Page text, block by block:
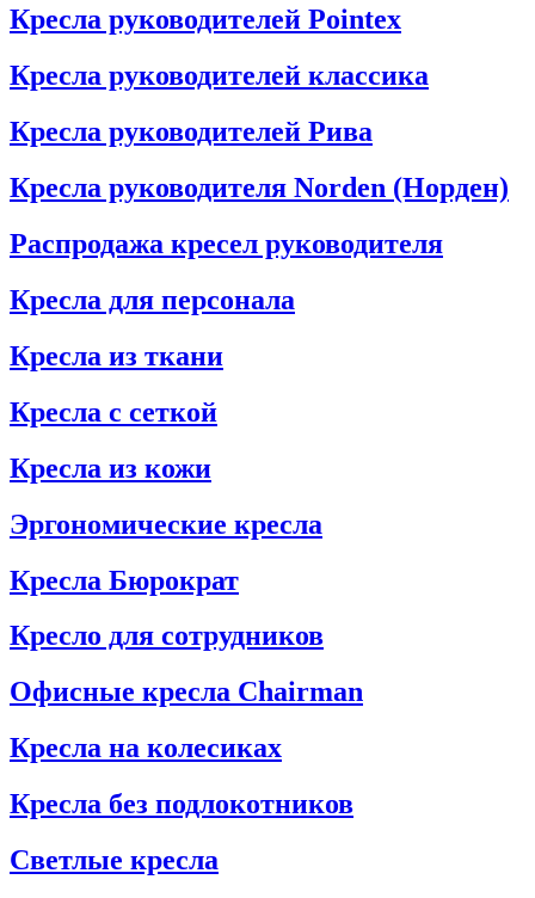
Кресла руководителей Pointex
Кресла руководителей классика
Кресла руководителей Рива
Кресла руководителя Norden (Норден)
Распродажа кресел руководителя
Кресла для персонала
Кресла из ткани
Кресла с сеткой
Кресла из кожи
Эргономические кресла
Кресла Бюрократ
Кресло для сотрудников
Офисные кресла Chairman
Кресла на колесиках
Кресла без подлокотников
Светлые кресла